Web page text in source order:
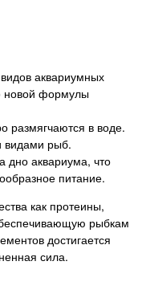
аквариумных
новой формулы
размягчаются в воде.
видами рыб.
дно аквариума, что
питание.
как протеины,
рыбкам
достигается
сила.